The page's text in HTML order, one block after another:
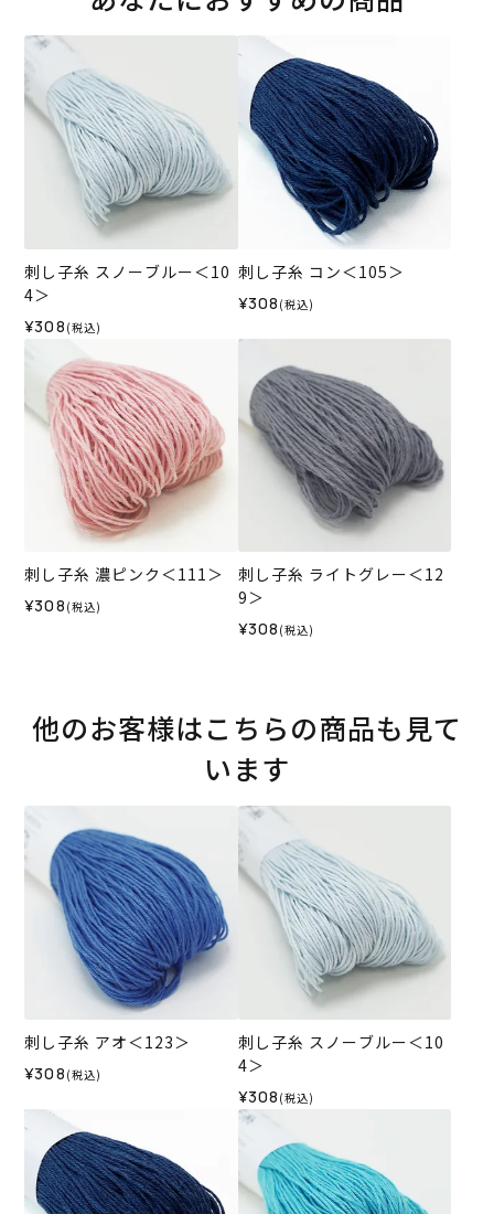
刺し子糸 スノーブルー＜10
4＞
¥308 (税込)
刺し子糸 コン＜105＞
¥308 (税込)
刺し子糸 濃ピンク＜111＞
¥308 (税込)
刺し子糸 ライトグレー＜12
9＞
¥308 (税込)
他のお客様はこちらの商品も見て
います
刺し子糸 アオ＜123＞
¥308 (税込)
刺し子糸 スノーブルー＜10
4＞
¥308 (税込)